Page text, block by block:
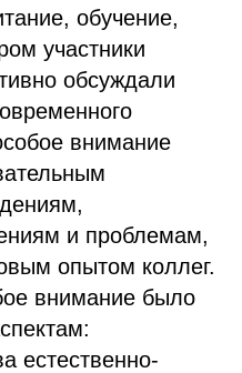
обучение,
участники
обсуждали
внимание
и проблемам,
опытом коллег.
внимание было
естественно-